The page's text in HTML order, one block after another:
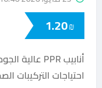
1.20₪
احتياجات التركيبات